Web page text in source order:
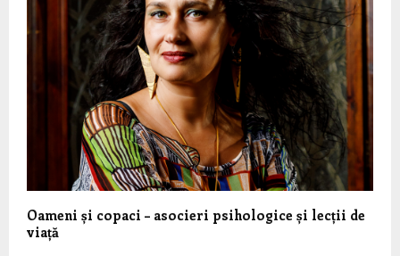
Oameni și copaci – asocieri psihologice și lecții de
viață